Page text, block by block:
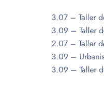
3.07 – Taller
3.09 – Taller
2.07 – Taller
3.09 –
3.09 – Taller